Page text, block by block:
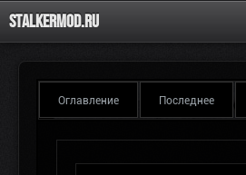
Stalkermod.ru
Оглавление Последнее